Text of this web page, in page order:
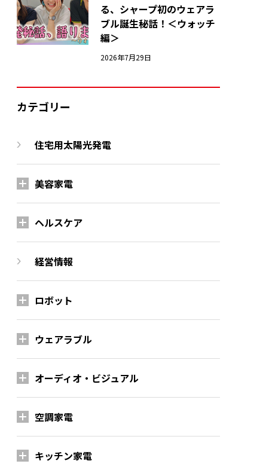
る、シャープ初のウェアラ
ブル誕生秘話！＜ウォッチ
編＞
2026年7月29日
カテゴリー
住宅用太陽光発電
美容家電
ヘルスケア
経営情報
ロボット
ウェアラブル
オーディオ・ビジュアル
空調家電
キッチン家電